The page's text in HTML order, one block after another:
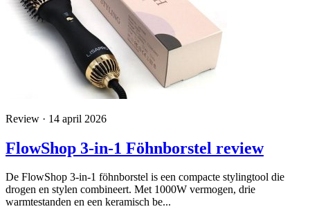
Review · 14 april 2026
FlowShop 3-in-1 Föhnborstel review
De FlowShop 3-in-1 föhnborstel is een compacte stylingtool die
drogen en stylen combineert. Met 1000W vermogen, drie
warmtestanden en een keramisch be...